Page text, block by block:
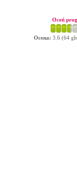
Oceń
Ocena: 3.6 (64